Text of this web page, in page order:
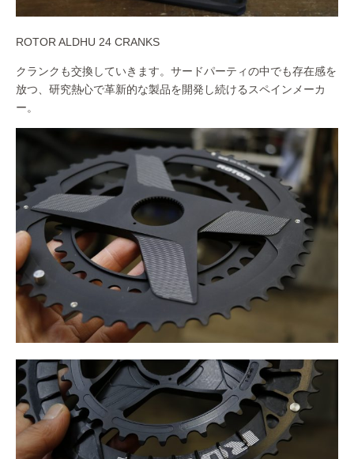
ROTOR ALDHU 24 CRANKS
クランクも交換していきます。サードパーティの中でも存在感を
放つ、研究熱心で革新的な製品を開発し続けるスペインメーカ
ー。